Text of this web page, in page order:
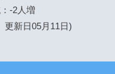
-2人増
更新日05月11日)